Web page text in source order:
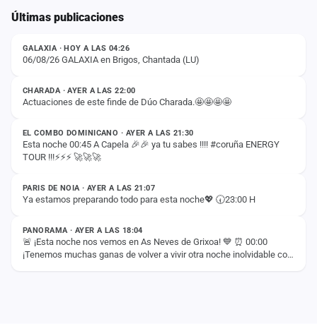
Últimas publicaciones
ESTADO
GALAXIA · HOY A LAS 04:26
06/08/26 GALAXIA en Brigos, Chantada (LU)
ESTADO
CHARADA · AYER A LAS 22:00
Actuaciones de este finde de Dúo Charada.🤩🤩🤩🤩
ESTADO
EL COMBO DOMINICANO · AYER A LAS 21:30
Esta noche 00:45 A Capela 🎉🎉 ya tu sabes !!!! #coruña ENERGY
TOUR !!!⚡️⚡️⚡️ 🚀🚀🚀
ESTADO
PARIS DE NOIA · AYER A LAS 21:07
Ya estamos preparando todo para esta noche💖 🕢23:00 H
ESTADO
PANORAMA · AYER A LAS 18:04
🚨 ¡Esta noche nos vemos en As Neves de Grixoa! 💙 ⏰ 00:00
¡Tenemos muchas ganas de volver a vivir otra noche inolvidable con
cuenta